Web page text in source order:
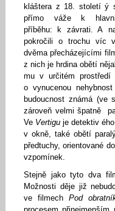
kláštera z 18. století ý
přímo váže k
příběhu: k závrati. A
pokročili o trochu víc
dvěma přecházejícími
z nich je hrdina obětí
mu v určitém
o vynucenou
budoucnost známá (ve
zároveň velmi špatně
Ve Vertigu je detektiv
v okně, také obětí
předtuchy, orientované
vzpomínek.
Stejně jako tyto dva
Možnosti děje již
ve filmechPod